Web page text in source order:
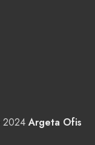
2024Argeta Ofis